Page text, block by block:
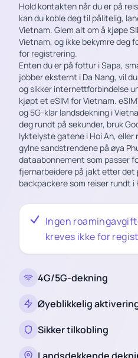
Hold kontakten når du er på
kan du koble deg til pålitelig,
Vietnam. Glem alt om å kjøpe
Vietnam, og ikke bekymre deg
for registrering.
Enten du er på fottur i Sapa,
jobber eksternt i Da Nang, vil
og sikker internettforbindelse
kjøpt et eSIM for Vietnam.
og 5G-klar landsdekning i
deg rundt på sekunder, bruk
lyktelyste gatene i Hoi An, eller
gylne sandstrendene på øya
dataabonnement som passer
fjernarbeidere på jakt etter
backpackere som reiser rundt i
Ingen
kreves ikke for
4G/5G-dekning
Øyeblikkelig
Sikker tilkobling